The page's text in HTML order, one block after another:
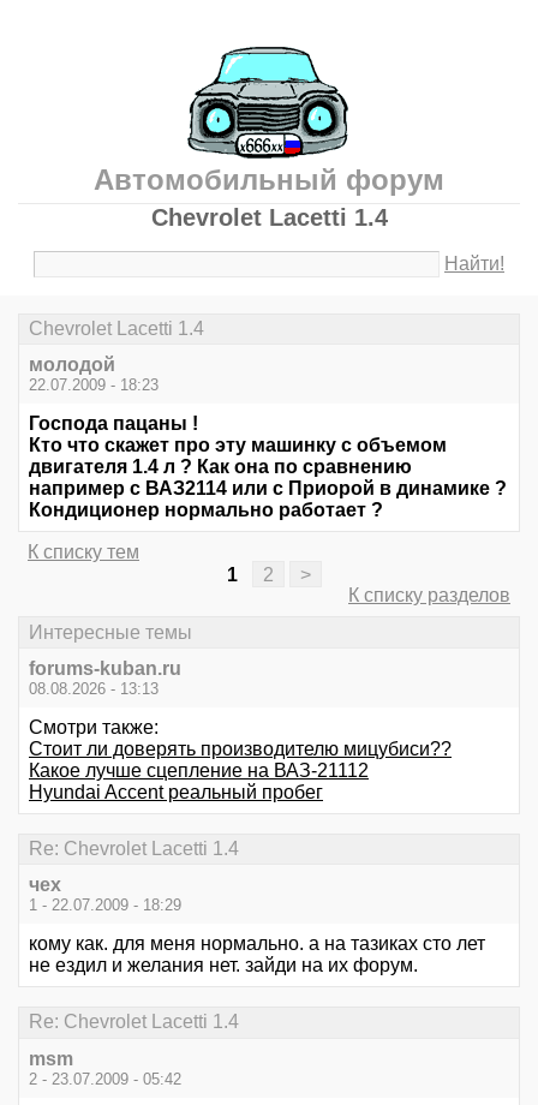
Автомобильный форум
Chevrolet Lacetti 1.4
Найти!
Chevrolet Lacetti 1.4
молодой
22.07.2009 - 18:23
Господа пацаны !
Кто что скажет про эту машинку с объемом
двигателя 1.4 л ? Как она по сравнению
например с ВАЗ2114 или с Приорой в динамике ?
Кондиционер нормально работает ?
К списку тем
1
2
>
К списку разделов
Интересные темы
forums-kuban.ru
08.08.2026 - 13:13
Смотри также:
Стоит ли доверять производителю мицубиси??
Какое лучше сцепление на ВАЗ-21112
Hyundai Accent реальный пробег
Re: Chevrolet Lacetti 1.4
чех
1 - 22.07.2009 - 18:29
кому как. для меня нормально. а на тазиках сто лет
не ездил и желания нет. зайди на их форум.
Re: Chevrolet Lacetti 1.4
msm
2 - 23.07.2009 - 05:42